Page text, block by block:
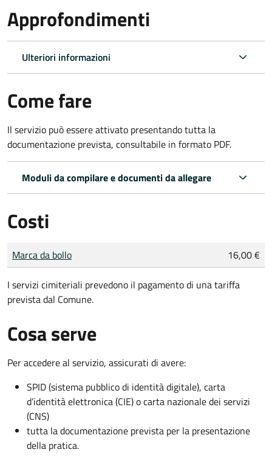
Approfondimenti
Ulteriori informazioni
Come fare
Il servizio può essere attivato presentando tutta la
documentazione prevista, consultabile in formato PDF.
Moduli da compilare e documenti da allegare
Costi
Tipo di pagamento
Importo
Marca da bollo 16,00 €
I servizi cimiteriali prevedono il pagamento di una tariffa
prevista dal Comune.
Cosa serve
Per accedere al servizio, assicurati di avere:
SPID (sistema pubblico di identità digitale), carta
d’identità elettronica (CIE) o carta nazionale dei servizi
(CNS)
tutta la documentazione prevista per la presentazione
della pratica.